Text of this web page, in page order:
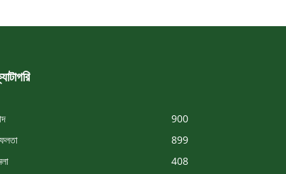
900
899
408